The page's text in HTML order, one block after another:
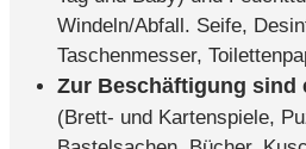
Windeln/Abfall. Seife,
Taschenmesser,
Zur Beschäftigung sind
(Brett- und Kartenspiele,